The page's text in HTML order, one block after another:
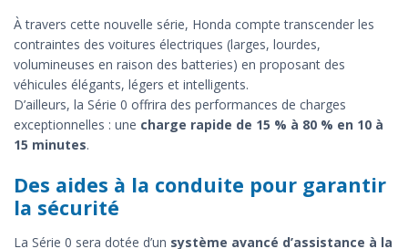
À travers cette nouvelle série, Honda compte transcender les
contraintes des voitures électriques (larges, lourdes,
volumineuses en raison des batteries) en proposant des
véhicules élégants, légers et intelligents.
D’ailleurs, la Série 0 offrira des performances de charges
exceptionnelles : une charge rapide de 15 % à 80 % en 10 à
15 minutes.
Des aides à la conduite pour garantir
la sécurité
La Série 0 sera dotée d’un système avancé d’assistance à la